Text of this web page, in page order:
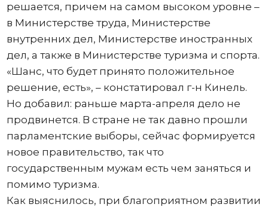
решается, причем на самом высоком уровне –
в Министерстве труда, Министерстве
внутренних дел, Министерстве иностранных
дел, а также в Министерстве туризма и спорта.
«Шанс, что будет принято положительное
решение, есть», – констатировал г-н Кинель.
Но добавил: раньше марта-апреля дело не
продвинется. В стране не так давно прошли
парламентские выборы, сейчас формируется
новое правительство, так что
государственным мужам есть чем заняться и
помимо туризма.
Как выяснилось, при благоприятном развитии